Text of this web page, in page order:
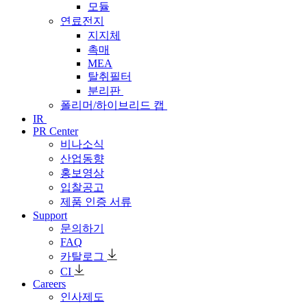
모듈
연료전지
지지체
촉매
MEA
탈취필터
분리판
폴리머/하이브리드 캡
IR
PR Center
비나소식
산업동향
홍보영상
입찰공고
제품 인증 서류
Support
문의하기
FAQ
카탈로그
CI
Careers
인사제도